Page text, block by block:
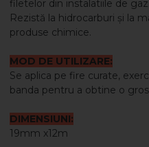
filetelor din instalatiile de gaz.
Rezistă la hidrocarburi și la
produse chimice.
MOD DE UTILIZARE:
Se aplica pe fire curate,
banda pentru a obtine o
DIMENSIUNI:
19mm x12m